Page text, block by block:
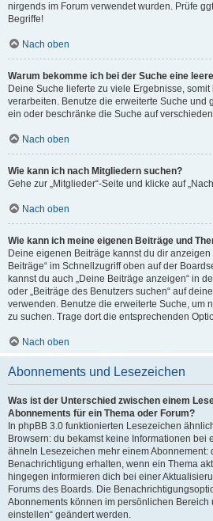
nirgends im Forum verwendet wurden. Prüfe
Begriffe!
Nach oben
Warum bekomme ich bei der Suche eine
Deine Suche lieferte zu viele Ergebnisse,
verarbeiten. Benutze die erweiterte Suche und
ein oder beschränke die Suche auf
Nach oben
Wie kann ich nach Mitgliedern suchen?
Gehe zur „Mitglieder“-Seite und klicke auf
Nach oben
Wie kann ich meine eigenen Beiträge und
Deine eigenen Beiträge kannst du dir
Beiträge“ im Schnellzugriff oben auf der
kannst du auch „Deine Beiträge anzeigen“ in
oder „Beiträge des Benutzers suchen“ auf
verwenden. Benutze die erweiterte Suche, um
zu suchen. Trage dort die entsprechenden
Nach oben
Abonnements und Lesezeichen
Was ist der Unterschied zwischen einem
Abonnements für ein Thema oder Forum?
In phpBB 3.0 funktionierten Lesezeichen
Browsern: du bekamst keine Informationen bei
ähneln Lesezeichen mehr einem Abonnement:
Benachrichtigung erhalten, wenn ein Thema
hingegen informieren dich bei einer
Forums des Boards. Die
Abonnements können im persönlichen Bereich
einstellen“ geändert werden.